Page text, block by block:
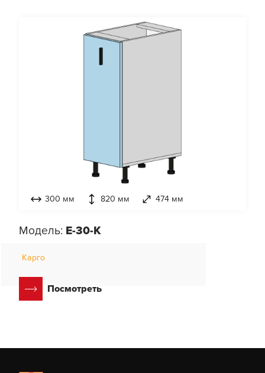
300 мм 820 мм 474 мм
Модель: E-30-K
Карго
Посмотреть